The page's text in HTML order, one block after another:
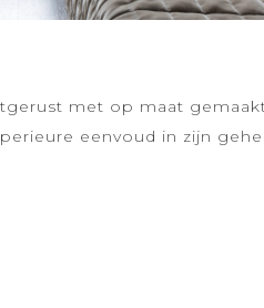
met op maat
eenvoud in zijn